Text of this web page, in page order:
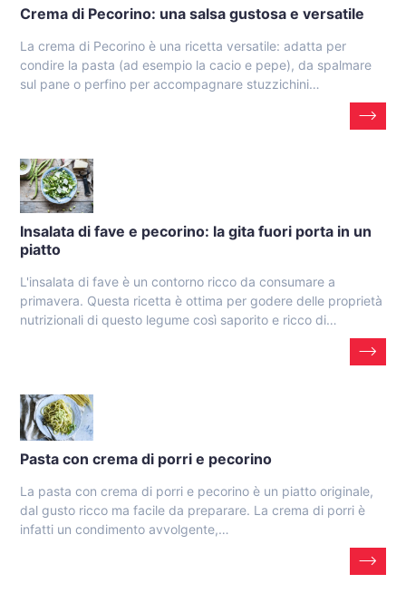
Crema di Pecorino: una salsa gustosa e versatile
La crema di Pecorino è una ricetta versatile: adatta per
condire la pasta (ad esempio la cacio e pepe), da spalmare
sul pane o perfino per accompagnare stuzzichini…
Insalata di fave e pecorino: la gita fuori porta in un
piatto
L'insalata di fave è un contorno ricco da consumare a
primavera. Questa ricetta è ottima per godere delle proprietà
nutrizionali di questo legume così saporito e ricco di…
Pasta con crema di porri e pecorino
La pasta con crema di porri e pecorino è un piatto originale,
dal gusto ricco ma facile da preparare. La crema di porri è
infatti un condimento avvolgente,…